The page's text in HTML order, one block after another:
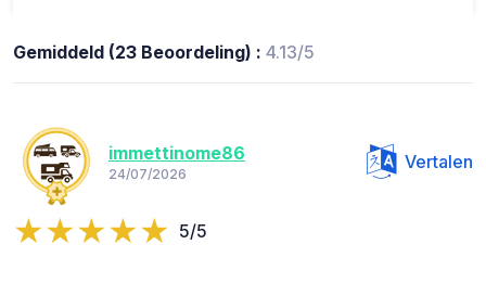
Gemiddeld (23 Beoordeling) : 4.13/5
immettinome86
24/07/2026
Vertalen
5/5